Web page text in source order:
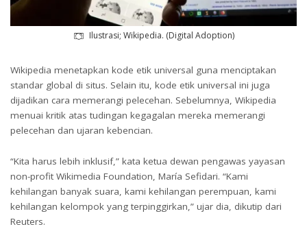
Ilustrasi; Wikipedia. (Digital Adoption)
Wikipedia menetapkan kode etik universal guna menciptakan
standar global di situs. Selain itu, kode etik universal ini juga
dijadikan cara memerangi pelecehan. Sebelumnya, Wikipedia
menuai kritik atas tudingan kegagalan mereka memerangi
pelecehan dan ujaran kebencian.
“Kita harus lebih inklusif,” kata ketua dewan pengawas yayasan
non-profit Wikimedia Foundation, María Sefidari. “Kami
kehilangan banyak suara, kami kehilangan perempuan, kami
kehilangan kelompok yang terpinggirkan,” ujar dia, dikutip dari
Reuters.